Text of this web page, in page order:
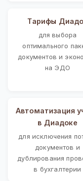
Тарифы
для выбора
оптимального
документов и
на ЭДО
Автоматизация
в Диадоке
для исключения
документов и
дублирования
в бухгалтерии